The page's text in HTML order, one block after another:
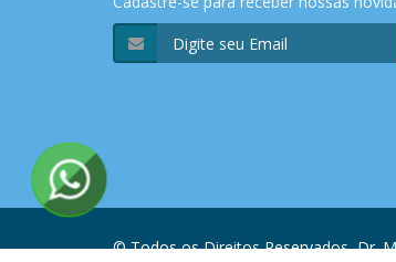
© Todos os Direitos Reservados, Dr.